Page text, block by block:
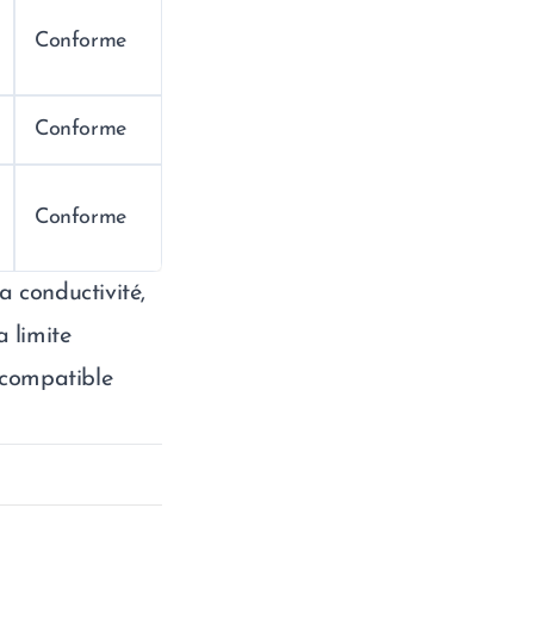
Conforme
Conforme
Conforme
conductivité,
limite